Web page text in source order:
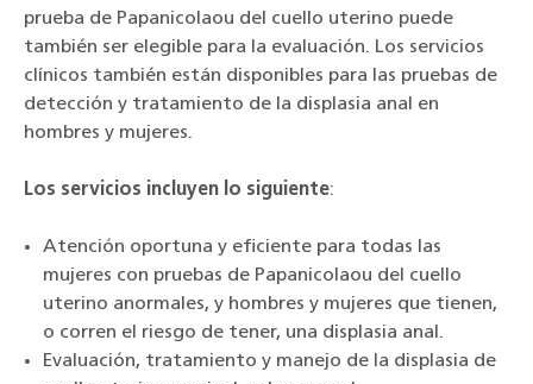
prueba de Papanicolaou del cuello uterino puede
también ser elegible para la evaluación. Los servicios
clínicos también están disponibles para las pruebas de
detección y tratamiento de la displasia anal en
hombres y mujeres.
Los servicios incluyen lo siguiente:
Atención oportuna y eficiente para todas las
mujeres con pruebas de Papanicolaou del cuello
uterino anormales, y hombres y mujeres que tienen,
o corren el riesgo de tener, una displasia anal.
Evaluación, tratamiento y manejo de la displasia de